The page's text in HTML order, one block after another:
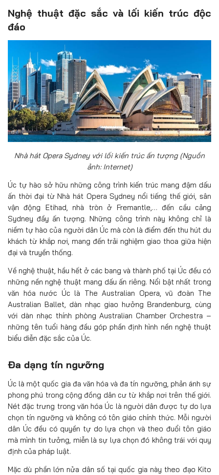
Nghệ thuật đặc sắc và lối kiến trúc độc
đáo
Nhà hát Opera Sydney với lối kiến trúc ấn tượng (Nguồn
ảnh: Internet)
Úc tự hào sở hữu những công trình kiến trúc mang đậm dấu
ấn thời đại từ Nhà hát Opera Sydney nổi tiếng thế giới, sân
vận động Etihad, nhà tròn ở Fremantle,… đến cầu cảng
Sydney đầy ấn tượng. Những công trình này không chỉ là
niềm tự hào của người dân Úc mà còn là điểm đến thu hút du
khách từ khắp nơi, mang đến trải nghiệm giao thoa giữa hiện
đại và truyền thống.
Về nghệ thuật, hầu hết ở các bang và thành phố tại Úc đều có
những nền nghệ thuật mang dấu ấn riêng. Nổi bật nhất trong
văn hóa nước Úc là The Australian Opera, vũ đoàn The
Australian Ballet, dàn nhạc giao hưởng Brandenburg, cùng
với dàn nhạc thính phòng Australian Chamber Orchestra –
những tên tuổi hàng đầu góp phần định hình nền nghệ thuật
biểu diễn đặc sắc của Úc.
Đa dạng tín ngưỡng
Úc là một quốc gia đa văn hóa và đa tín ngưỡng, phản ánh sự
phong phú trong cộng đồng dân cư từ khắp nơi trên thế giới.
Nét đặc trưng trong văn hóa Úc là người dân được tự do lựa
chọn tín ngưỡng và không có tôn giáo chính thức. Mỗi người
dân Úc đều có quyền tự do lựa chọn và theo đuổi tôn giáo
mà mình tin tưởng, miễn là sự lựa chọn đó không trái với quy
định của pháp luật.
Mặc dù phần lớn nửa dân số tại quốc gia này theo đạo Kito